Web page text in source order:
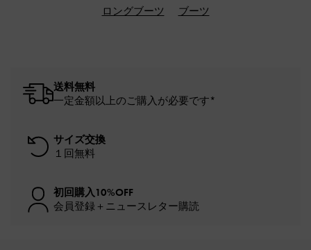
ロングブーツ
ブーツ
送料無料
一定金額以上のご購入が必要です*
サイズ交換
１回無料
初回購入10%OFF
会員登録＋ニュースレター購読